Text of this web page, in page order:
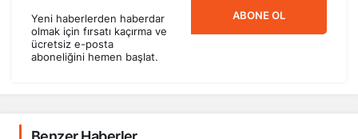
Yeni haberlerden haberdar
olmak için fırsatı kaçırma ve
ücretsiz e-posta
aboneliğini hemen başlat.
ABONE OL